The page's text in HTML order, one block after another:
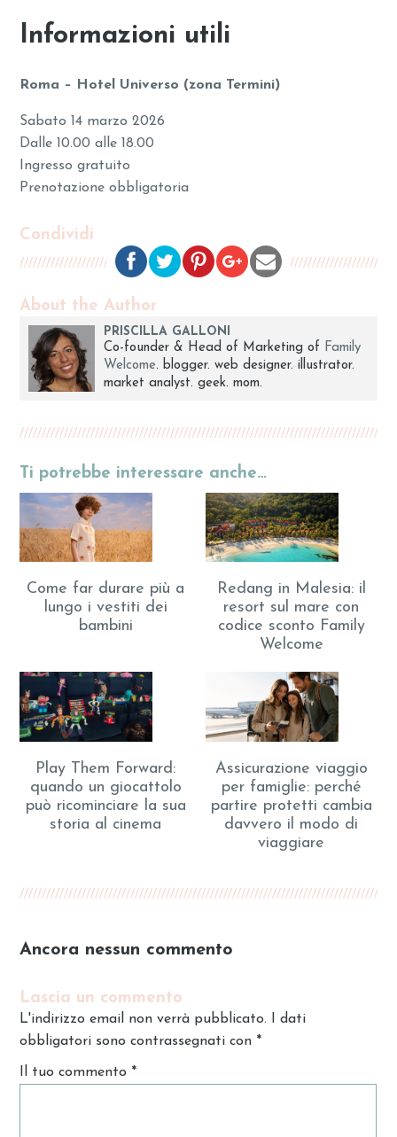
Informazioni utili
Roma – Hotel Universo (zona Termini)
Sabato 14 marzo 2026
Dalle 10.00 alle 18.00
Ingresso gratuito
Prenotazione obbligatoria
Condividi
About the Author
PRISCILLA GALLONI
Co-founder & Head of Marketing of Family
Welcome. blogger. web designer. illustrator.
market analyst. geek. mom.
Ti potrebbe interessare anche…
Come far durare più a
lungo i vestiti dei
bambini
Redang in Malesia: il
resort sul mare con
codice sconto Family
Welcome
Play Them Forward:
quando un giocattolo
può ricominciare la sua
storia al cinema
Assicurazione viaggio
per famiglie: perché
partire protetti cambia
davvero il modo di
viaggiare
Ancora nessun commento
Lascia un commento
L'indirizzo email non verrà pubblicato. I dati
obbligatori sono contrassegnati con *
Il tuo commento *